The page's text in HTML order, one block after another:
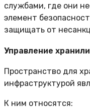
службами, где они
элемент
защищать от
Управление
Пространство для
инфраструктурой
К ним относятся: